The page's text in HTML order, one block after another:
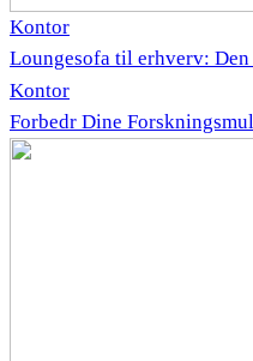
Kontor
Loungesofa til erhverv:
Kontor
Forbedr Dine